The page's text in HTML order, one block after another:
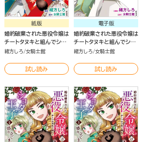
紙版
婚約破棄された悪役令嬢は
チートタヌキと組んでショ
タ王子を盛り立てます！
緒方しろ 女騎士館
試し読み
電子版
婚約破棄された悪役令嬢は
チートタヌキと組んでショ
タ王子を盛り立てます！
緒方しろ 女騎士館
試し読み